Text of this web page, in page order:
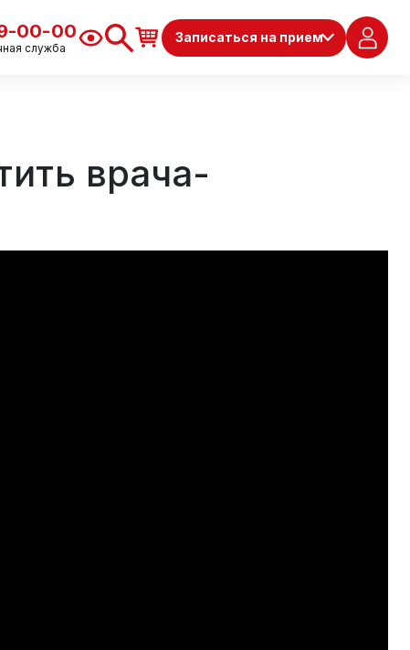
00-00
служба
Записаться на прием
врача-